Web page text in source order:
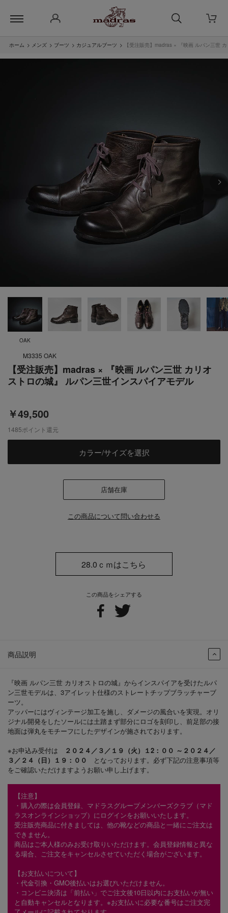
ホーム > メンズ > ブーツ > カジュアルブーツ > 【受注販売】madras × 『映画 ルパン三世
OAK
【受注販売】madras × 『映画 ルパン三世 カリオ
ストロの城』 ルパン三世インスパイアモデル
￥49,500
この商品をシェアする
商品説明
『映画 ルパン三世 カリオストロの城』からインスパイアを受けたルパ
ン三世モデルは、3アイレット仕様のストレートチップブラッチャーブ
ーツ。
アッパーにはヴィンテージ加工を施し、ダメージの風合いを実現。オリ
ジナル開発をしたソールには土踏まず部分にロゴを刻印し、前足部の接
地面は弾丸をモチーフにしたデザインが施されております。
※お申込み受付は
２０２４／３／１９（火）１2：００ ～２０２４／
３／２４（日）１９：００
となっております。必ず下記の注意事項等
をご確認いただけますようお願い申し上げます。
【注意】
・購入の際は会員登録、マドラスグループメンバーズクラブ（マド
ラスオンラインショップ）にログインをお願いいたします。
受注販売商品に付きましては、他の靴などの商品と一緒にご注文は
できません。
商品はご本人様のみお受け取りいただけます。会員登録情報と異な
る場合、ご注文をキャンセルさせていただく場合がございます。
【お支払いについて】
・代金引換・GMO後払いはお選びいただけません。
・コンビニ決済は「前払い」でご注文後10日以内にお支払いが無い
と自動キャンセルとなります。※お支払いに必要な番号はご注文完
M3335 OAK
1485ポイント還元
カラー/サイズを選択
店舗在庫
この商品について問い合わせる
28.0ｃｍはこちら